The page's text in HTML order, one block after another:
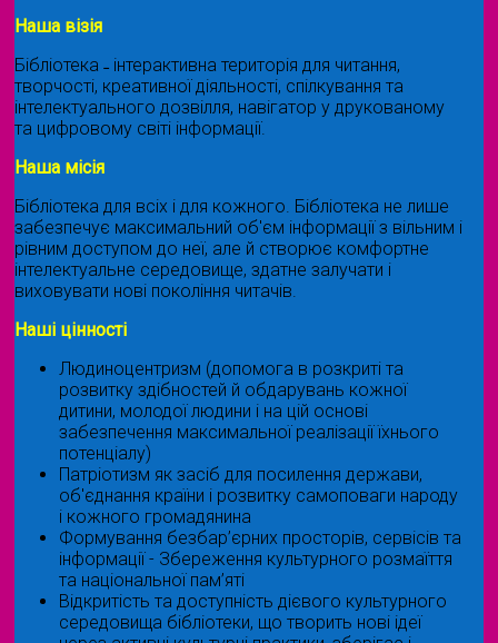
Наша візія
Бібліотека ˗ інтерактивна територія для читання,
творчості, креативної діяльності, спілкування та
інтелектуального дозвілля, навігатор у друкованому
та цифровому світі інформації.
Наша місія
Бібліотека для всіх і для кожного. Бібліотека не лише
забезпечує максимальний об'єм інформації з вільним і
рівним доступом до неї, але й створює комфортне
інтелектуальне середовище, здатне залучати і
виховувати нові покоління читачів.
Наші цінності
Людиноцентризм (допомога в розкриті та
розвитку здібностей й обдарувань кожної
дитини, молодої людини і на цій основі
забезпечення максимальної реалізації їхнього
потенціалу)
Патріотизм як засіб для посилення держави,
об'єднання країни і розвитку самоповаги народу
і кожного громадянина
Формування безбар’єрних просторів, сервісів та
інформації - Збереження культурного розмаїття
та національної пам’яті
Відкритість та доступність дієвого культурного
середовища бібліотеки, що творить нові ідеї